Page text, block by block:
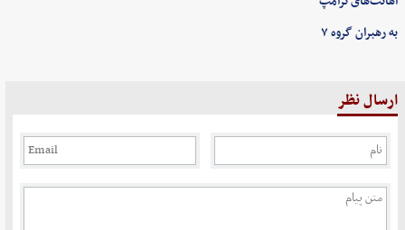
به رهبران گروه ۷
ارسال نظر